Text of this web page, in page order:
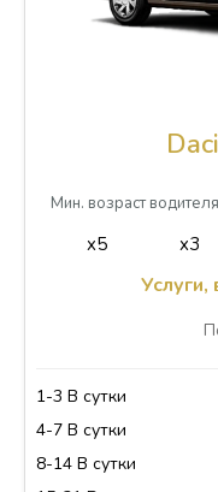
Мин. возраст
x5 x3
1-3 В сутки
4-7 В сутки
8-14 В сутки